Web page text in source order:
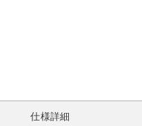
仕様詳細